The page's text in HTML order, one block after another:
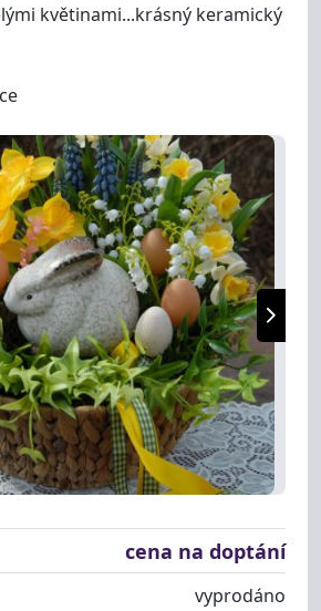
květinami...krásný keramický
cena na doptání
vyprodáno